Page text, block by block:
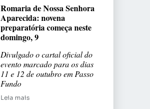
Romaria de Nossa Senhora
Aparecida: novena
preparatória começa neste
domingo, 9
Divulgado o cartal oficial do
evento marcado para os dias
11 e 12 de outubro em Passo
Fundo
Leia mais